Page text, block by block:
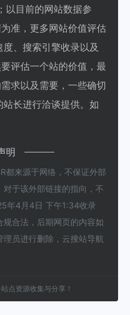
以目前的网站数据参
准，更多网站价值评估
、搜索引擎收录以及
评估一个站的价值，最
求以及需要，一些确切
长进行洽谈提供。如
明
都来源于网络，不保证外部
于该外部链接的指向，不
年4月4日 下午1:34收录
合法，后期网页的内容如
员进行删除，云搜站导航
点资源收集与分享！